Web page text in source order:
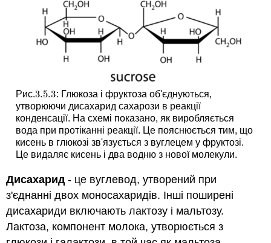
Рис.3.5.3
3.5.3: Глюкоза і фруктоза об'єднуються,
утворюючи дисахарид сахарози в реакції
конденсації. На схемі показано, як виробляється
вода при протіканні реакції. Це пояснюється тим, що
кисень в глюкозі зв'язується з вуглецем у фруктозі.
Це видаляє кисень і два водню з нової молекули.
Дисахарид - це вуглевод, утворений при
з'єднанні двох моносахаридів. Інші поширені
дисахариди включають лактозу і мальтозу.
Лактоза, компонент молока, утворюється з